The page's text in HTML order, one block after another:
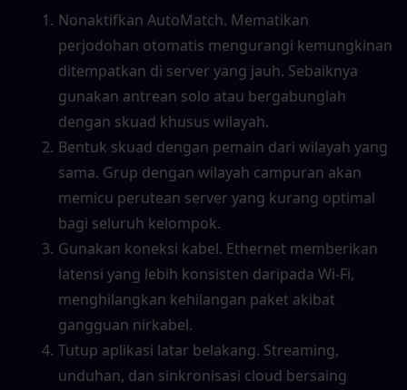
Nonaktifkan AutoMatch. Mematikan
perjodohan otomatis mengurangi kemungkinan
ditempatkan di server yang jauh. Sebaiknya
gunakan antrean solo atau bergabunglah
dengan skuad khusus wilayah.
Bentuk skuad dengan pemain dari wilayah yang
sama. Grup dengan wilayah campuran akan
memicu perutean server yang kurang optimal
bagi seluruh kelompok.
Gunakan koneksi kabel. Ethernet memberikan
latensi yang lebih konsisten daripada Wi-Fi,
menghilangkan kehilangan paket akibat
gangguan nirkabel.
Tutup aplikasi latar belakang. Streaming,
unduhan, dan sinkronisasi cloud bersaing